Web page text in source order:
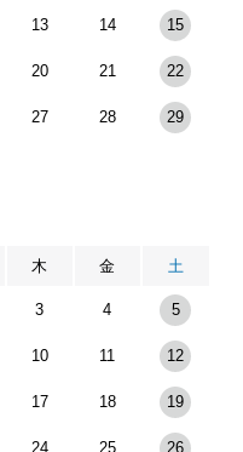
13 14 15
20 21 22
27 28 29
木 金 土
3 4 5
10 11 12
17 18 19
24 25 26